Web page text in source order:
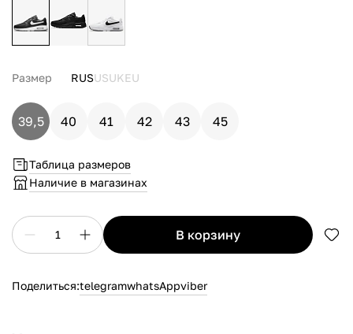
Размер RUSUSUKEU
39,5 40 41 42 43 45
Таблица размеров
Наличие в магазинах
1 в корзину
Поделиться:telegramwhatsAppviber